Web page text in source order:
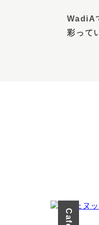
WadiA
彩って